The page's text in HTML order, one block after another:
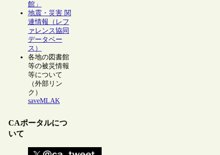
館」
地震・災害 関
連情報（レフ
ァレンス協同
データベー
ス）
各地の図書館
等の被災情報
等について
（外部リン
ク）
saveMLAK
CAポータルにつ
いて